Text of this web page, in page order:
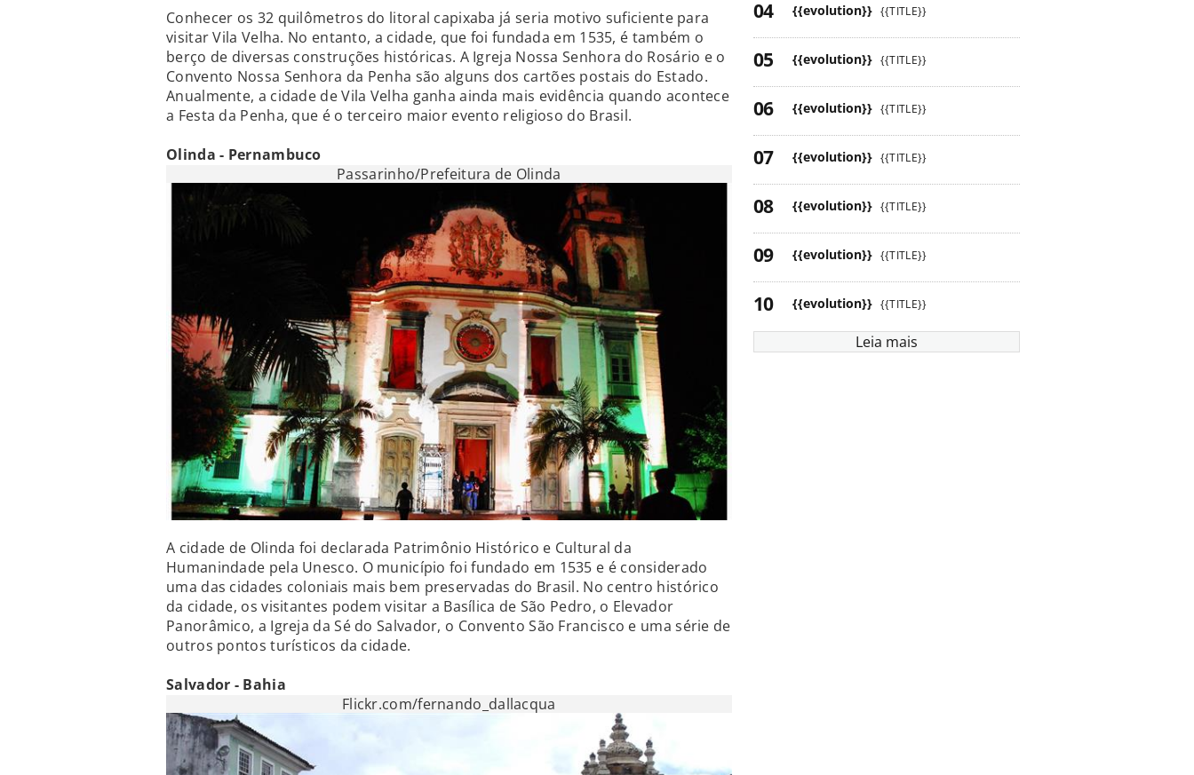
Conhecer os 32 quilômetros do litoral capixaba já seria motivo suficiente para
visitar Vila Velha. No entanto, a cidade, que foi fundada em 1535, é também o
berço de diversas construções históricas. A Igreja Nossa Senhora do Rosário e o
Convento Nossa Senhora da Penha são alguns dos cartões postais do Estado.
Anualmente, a cidade de Vila Velha ganha ainda mais evidência quando acontece
a Festa da Penha, que é o terceiro maior evento religioso do Brasil.
Olinda - Pernambuco
Passarinho/Prefeitura de Olinda
A cidade de Olinda foi declarada Patrimônio Histórico e Cultural da
Humanindade pela Unesco. O município foi fundado em 1535 e é considerado
uma das cidades coloniais mais bem preservadas do Brasil. No centro histórico
da cidade, os visitantes podem visitar a Basílica de São Pedro, o Elevador
Panorâmico, a Igreja da Sé do Salvador, o Convento São Francisco e uma série de
outros pontos turísticos da cidade.
Salvador - Bahia
Flickr.com/fernando_dallacqua
{{evolution}} {{TITLE}}
{{evolution}} {{TITLE}}
{{evolution}} {{TITLE}}
{{evolution}} {{TITLE}}
{{evolution}} {{TITLE}}
{{evolution}} {{TITLE}}
{{evolution}} {{TITLE}}
Leia mais